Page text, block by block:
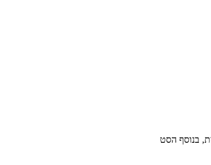
בנוסף הסט